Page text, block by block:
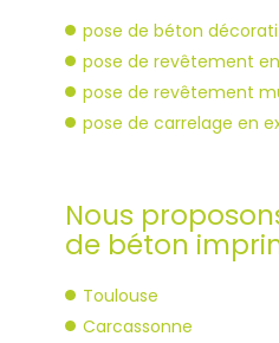
pose de béton
pose de revêtement
pose de revêtement
pose de carrelage en
Nous
de béton
Toulouse
Carcassonne